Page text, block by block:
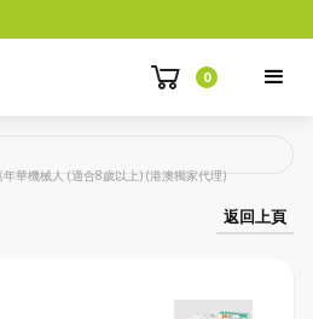
0
華機械人 (適合8歲以上) (港澳獨家代理)
返回上頁